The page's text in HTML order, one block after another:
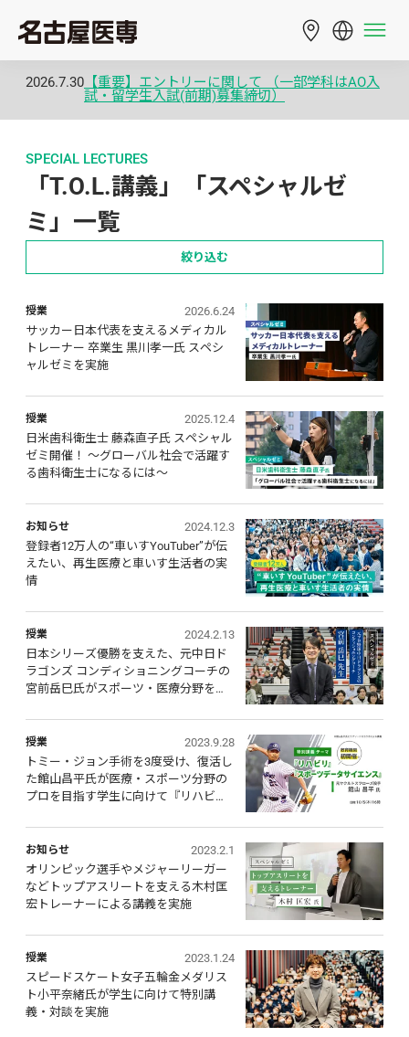
2026.7.30 【重要】エントリーに関して （一部学科はAO入
試・留学生入試(前期)募集締切）
SPECIAL LECTURES
「T.O.L.講義」「スペシャルゼ
ミ」一覧
絞り込む
授業
2026.6.24
サッカー日本代表を支えるメディカル
トレーナー 卒業生 黒川孝一氏 スペシ
ャルゼミを実施
授業
2025.12.4
日米歯科衛生士 藤森直子氏 スペシャル
ゼミ開催！ ～グローバル社会で活躍す
る歯科衛生士になるには～
お知らせ
2024.12.3
登録者12万人の“車いすYouTuber”が伝
えたい、再生医療と車いす生活者の実
情
授業
2024.2.13
日本シリーズ優勝を支えた、元中日ド
ラゴンズ コンディショニングコーチの
宮前岳巳氏がスポーツ・医療分野を目
施
授業
2023.9.28
トミー・ジョン手術を3度受け、復活し
た館山昌平氏が医療・スポーツ分野の
プロを目指す学生に向けて『リハビ
別講義を実施
お知らせ
2023.2.1
オリンピック選手やメジャーリーガー
などトップアスリートを支える木村匡
宏トレーナーによる講義を実施
授業
2023.1.24
スピードスケート女子五輪金メダリス
ト小平奈緒氏が学生に向けて特別講
義・対談を実施